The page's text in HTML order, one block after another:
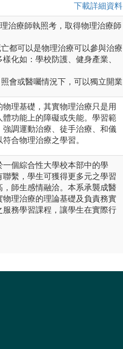
下載詳細資料
治療師執照考，取得物理治療師
都可以是物理治療可以參與治療
化如：學校防護、健身產業、
會或醫囑情況下，可以獨立開業
理基礎，其實物理治療只是用
功能上的障礙或失能。學習範
調運動治療、徒手治療、和儀
合物理治療之學習。
個綜合性大學校本部中的學
繫，學生可獲得更多元之學習
師生感情融洽。本系承襲成醫
理治療的理論基礎及負責務實
務學習課程，讓學生在實際行